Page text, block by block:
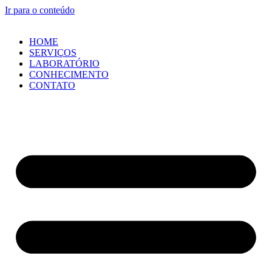
Ir para o conteúdo
HOME
SERVIÇOS
LABORATÓRIO
CONHECIMENTO
CONTATO